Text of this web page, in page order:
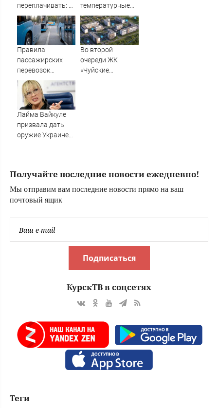
переплачивать: 5
доступных
ароматов с
французским
шармом
температурные
качели в
Башкирии
Правила
пассажирских
перевозок
изменятся в РФ с
1 сентября
Во второй
очереди ЖК
«Чуйские
Лайма Вайкуле
призвала дать
оружие Украине
Получайте последние новости ежедневно!
Мы отправим вам последние новости прямо на ваш
почтовый ящик
Подписаться
КурскТВ в соцсетях
Теги